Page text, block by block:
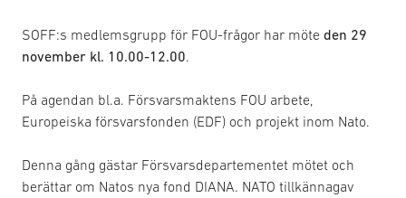
SOFF:s medlemsgrupp för FOU-frågor har möte den 29
november kl. 10.00-12.00.
På agendan bl.a. Försvarsmaktens FOU arbete,
Europeiska försvarsfonden (EDF) och projekt inom Nato.
Denna gång gästar Försvarsdepartementet mötet och
berättar om Natos nya fond DIANA. NATO tillkännagav